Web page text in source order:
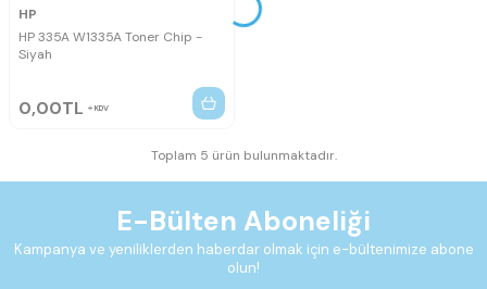
HP
HP 335A W1335A Toner Chip -
Siyah
0,00TL KDV
Toplam 5 ürün bulunmaktadır.
E-Bülten Aboneliği
Kampanya ve yeniliklerden haberdar olmak için e-bültenimize abone
olun!